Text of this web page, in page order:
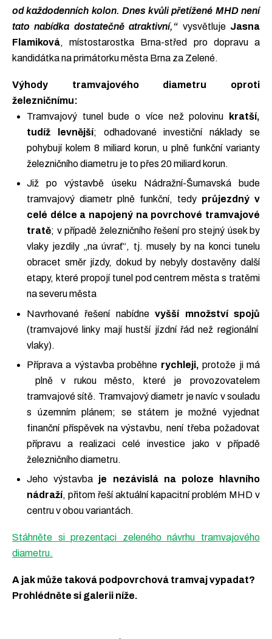
od každodenních kolon. Dnes kvůli přetížené MHD není
tato nabídka dostatečně atraktivní,“ vysvětluje Jasna
Flamiková, místostarostka Brna-střed pro dopravu a
kandidátka na primátorku města Brna za Zelené.
Výhody tramvajového diametru oproti
železničnímu:
Tramvajový tunel bude o více než polovinu
kratší,
tudíž levnější; odhadované investiční náklady se
pohybují kolem 8 miliard korun, u plně funkční varianty
železničního diametru je to přes 20 miliard korun.
Již po výstavbě úseku Nádražní-Šumavská bude
tramvajový diametr plně funkční, tedy průjezdný v
celé délce a napojený na povrchové tramvajové
tratě; v případě železničního řešení pro stejný úsek by
vlaky jezdily „na úvrať“, tj. musely by na konci tunelu
obracet směr jízdy, dokud by nebyly dostavěny další
etapy, které propojí tunel pod centrem města s tratěmi
na severu města
Navrhované řešení nabídnevyšší množství spojů
(tramvajové linky mají hustší jízdní řád než regionální
vlaky).
Příprava a výstavba proběhne rychleji,protože ji má
plně v rukou město, které je provozovatelem
tramvajové sítě. Tramvajový diametr je navíc v souladu
s územním plánem; se státem je možné vyjednat
finanční příspěvek na výstavbu, není třeba požadovat
přípravu a realizaci celé investice jako v případě
železničního diametru.
Jeho výstavba je nezávislá na poloze hlavního
nádraží, přitom řeší aktuální kapacitní problém MHD v
centru v obou variantách.
Stáhněte si prezentaci zeleného návrhu tramvajového
diametru.
A jak může taková podpovrchová tramvaj vypadat?
Prohlédněte si galerii níže.